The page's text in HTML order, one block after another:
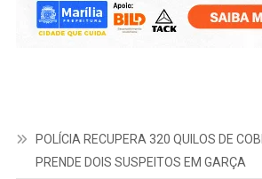
POLÍCIA RECUPERA 320 QUILOS DE
PRENDE DOIS SUSPEITOS EM GARÇA